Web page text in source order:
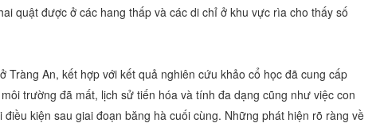
quật được ở các hang thấp và các di chỉ ở khu vực rìa cho thấy số
Tràng An, kết hợp với kết quả nghiên cứu khảo cổ học đã cung cấp
trường đã mất, lịch sử tiến hóa và tính đa dạng cũng như việc con
kiện sau giai đoạn băng hà cuối cùng. Những phát hiện rõ ràng về